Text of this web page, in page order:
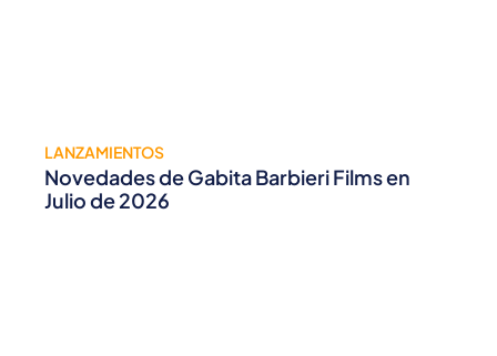
LANZAMIENTOS
Novedades de Gabita Barbieri Films en
Julio de 2026